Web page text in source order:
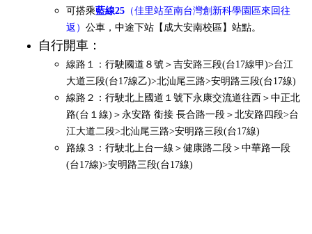
可搭乘藍線25 （佳里站至南台灣創新科學園區來回往
返） 公車，中途下站【成大安南校區】站點。
自行開車：
線路１：行駛國道８號＞吉安路三段(台17線甲)>台江
大道三段(台17線乙)>北汕尾三路>安明路三段(台17線)
線路２：行駛北上國道１號下永康交流道往西＞中正北
路(台１線)＞永安路 銜接 長合路一段＞北安路四段>台
江大道二段>北汕尾三路>安明路三段(台17線)
路線３：行駛北上台一線＞健康路二段＞中華路一段
(台17線)>安明路三段(台17線)